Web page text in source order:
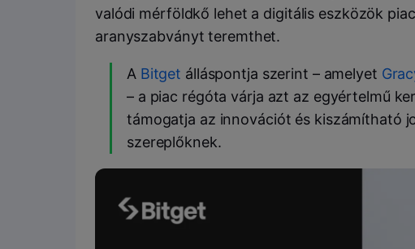
valódi mérföldkő lehet a digitális eszközök
aranyszabványt teremthet.
A Bitget álláspontja szerint – amelyet
– a piac régóta várja azt az egyértelmű
támogatja az innovációt és kiszámítható
szereplőknek.